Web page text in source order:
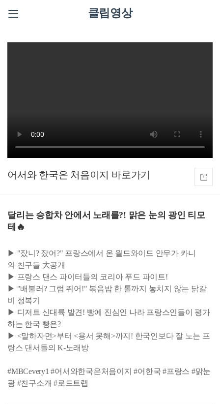
클립영상
어서와 한국은 처음이지
달리는 승합차 안에서 노래를?! 맑은 눈의 광인 티모
테🔥
▶ "잤니? 잤어?" 프랑스에서 온 월드와이드 안무가 카니
의 친구들 大공개
▶ 프랑스 댄스 파이터들의 코리아 푸드 파이트!
▶ "배불러? 그럼 뛰어!" 볶음밥 한 톨까지 놓치지 않는 닭갈
비 정복기
▶ 디저트 신대륙 발견! 빵에 진심인 나라 프랑스인들이 평가
하는 한국 빵은?
▶ <말하자면>부터 <용서 못해>까지! 한국인보다 잘 노는 프
랑스 댄서들의 K-노래방
#MBCevery1 #어서와한국은처음이지 #어한국 #프랑스 #맑눈
광 #친구소개 #로드트랩